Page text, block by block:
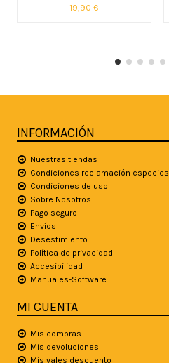
19,90 €
INFORMACIÓN
Nuestras tiendas
Condiciones reclamación especies
Condiciones de uso
Sobre Nosotros
Pago seguro
Envíos
Desestimiento
Política de privacidad
Accesibilidad
Manuales-Software
MI CUENTA
Mis compras
Mis devoluciones
Mis vales descuento